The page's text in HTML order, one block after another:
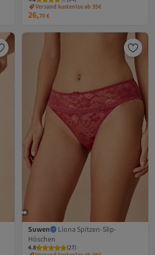
Versand kostenlos ab 35€
26,70€
Suwen
Liona Spitzen-Slip-
Höschen
4.8 (27)